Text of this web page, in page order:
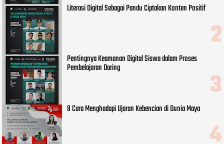
Literasi Digital Sebagai Pandu Ciptakan Konten Positif
Pentingnya Keamanan Digital Siswa dalam Proses
Pembelajaran Daring
9 Cara Menghadapi Ujaran Kebencian di Dunia Maya